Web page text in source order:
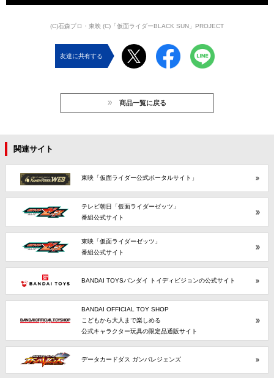
(C)石森プロ・東映 (C)「仮面ライダーBLACK SUN」PROJECT
友達に共有する
商品一覧に戻る
関連サイト
東映「仮面ライダー公式ポータルサイト」
テレビ朝日「仮面ライダーゼッツ」
番組公式サイト
東映「仮面ライダーゼッツ」
番組公式サイト
BANDAI TOYSバンダイ トイディビジョンの公式サイト
BANDAI OFFICIAL TOY SHOP
こどもから大人まで楽しめる
公式キャラクター玩具の限定品通販サイト
データカードダス ガンバレジェンズ